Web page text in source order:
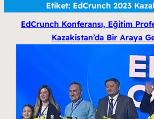
Etiket: EdCrunch 2023
EdCrunch Konferansı, Eğitim
Kazakistan’da Bir Araya